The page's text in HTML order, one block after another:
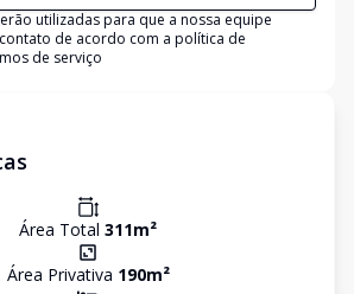
utilizadas para que a nossa equipe
de acordo com a política de
de serviço
Área Total 311m²
Área Privativa 190m²